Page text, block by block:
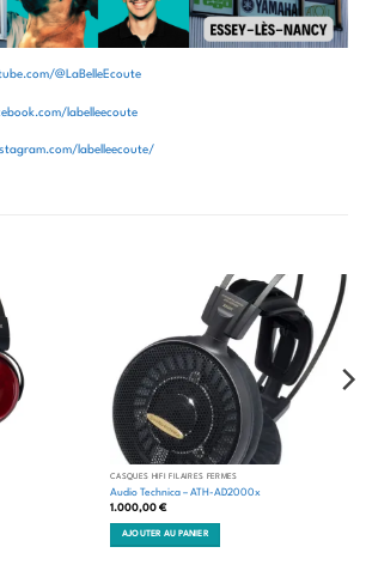
@LaBelleEcoute
labelleecoute
labelleecoute/
CASQUES HIFI FILAIRES FERMÉS
Audio Technica – ATH-AD2000x
1.000,00 €
AJOUTER AU PANIER